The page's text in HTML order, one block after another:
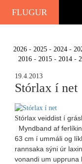
FLUGUR
2026 - 2025 - 2024 -
2016 - 2015 - 2014 -
19.4.2013
Stórlax í net
Stórlax veiddist í
Myndband af
63 cm í ummáli og
rannsaka sýni úr
vonandi um uppruna